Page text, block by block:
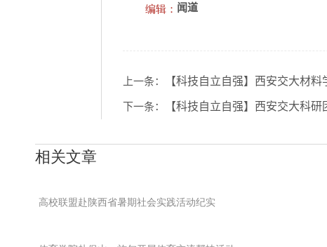
编辑： 闻道
上一条： 【科技自立自强】西安交大材
下一条： 【科技自立自强】西安交大科
相关文章
高校联盟赴陕西省暑期社会实践活动纪实